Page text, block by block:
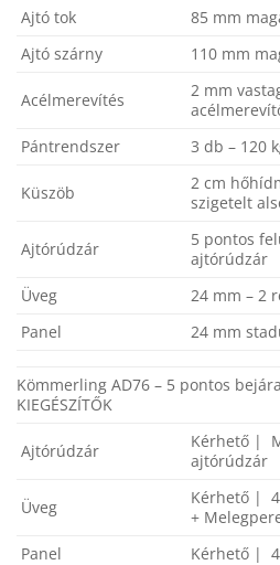
Ajtó tok
85 mm
Ajtó szárny
110 mm
Acélmerevítés
2 mm
Pántrendszer
3 db – 120
Küszöb
2 cm
szigetelt
Ajtórúdzár
5 pontos
ajtórúdzár
Üveg
24 mm – 2
Panel
24 mm
Kömmerling AD76 – 5 pontos
KIEGÉSZÍTŐK
Ajtórúdzár
Kérhető |
ajtórúdzár
Üveg
Kérhető |
+
Panel
Kérhető |